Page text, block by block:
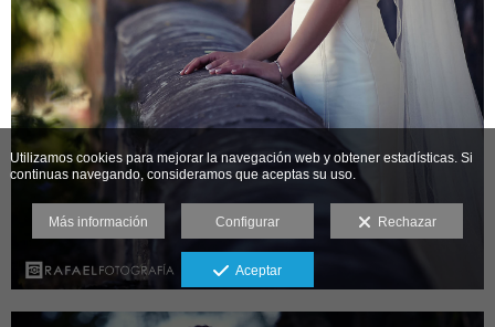
Utilizamos cookies para mejorar la navegación web y obtener estadísticas. Si
continuas navegando, consideramos que aceptas su uso.
Más información Configurar Rechazar
Aceptar